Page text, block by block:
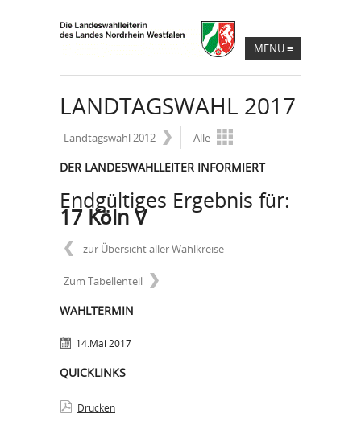
MENU≡
LANDTAGSWAHL 2017
Landtagswahl 2012 Alle
DER LANDESWAHLLEITER INFORMIERT
Endgültiges Ergebnis für:
17 Köln V
zur Übersicht aller Wahlkreise
Zum Tabellenteil
WAHLTERMIN
14.Mai 2017
QUICKLINKS
Drucken